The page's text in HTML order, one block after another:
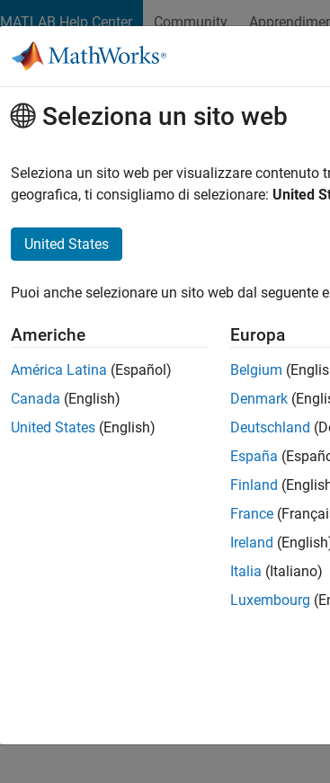
MATLAB Help Center Community
Ordina per
Seleziona un sito web
Seleziona un sito web per visualizzare contenuto
geografica, ti consigliamo di selezionare: United
United States
Puoi anche selezionare un sito web dal seguente
Americhe
América Latina (Español)
Canada (English)
United States (English)
Europa
Belgium
Denmark
Deutschland
España
Finland
France
Ireland
Italia (Italiano)
Luxembourg